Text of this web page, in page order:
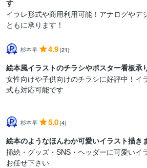
す
イラレ形式や商用利用可能！アナログやデ
ともに承ります！
杉本早 4.9(21)
絵本風イラストのチラシやポスター看板承
女性向けや子供向けのチラシに好評中！イ
式も対応可能です
杉本早 5.0(4)
絵本のようなほんわか可愛いイラスト描き
挿絵・グッズ・SNS・ヘッダーに可愛いイ
お任せ下さい